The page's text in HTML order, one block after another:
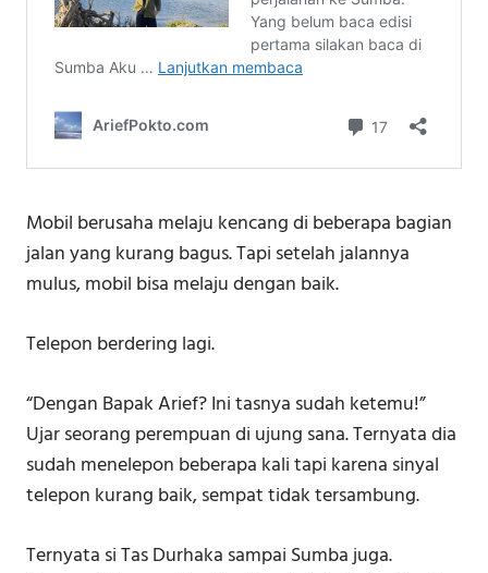
Mobil berusaha melaju kencang di beberapa bagian
jalan yang kurang bagus. Tapi setelah jalannya
mulus, mobil bisa melaju dengan baik.
Telepon berdering lagi.
“Dengan Bapak Arief? Ini tasnya sudah ketemu!”
Ujar seorang perempuan di ujung sana. Ternyata dia
sudah menelepon beberapa kali tapi karena sinyal
telepon kurang baik, sempat tidak tersambung.
Ternyata si Tas Durhaka sampai Sumba juga.